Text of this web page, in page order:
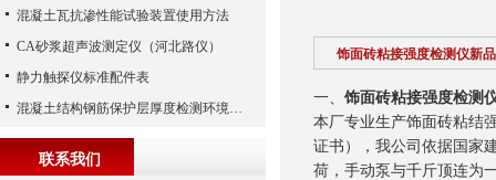
饰面砖粘接强度检测仪新
一、 饰面砖粘接强度检测
本厂专业生产饰面砖粘结
证书），我公司依据国家
荷，手动泵与千斤顶连为
混凝土瓦抗渗性能试验装置使用方法
CA砂浆超声波测定仪（河北路仪）
静力触探仪标准配件表
混凝土结构钢筋保护层厚度检测环境校准装置
联系我们